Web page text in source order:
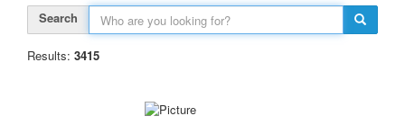
Search
Results: 3415